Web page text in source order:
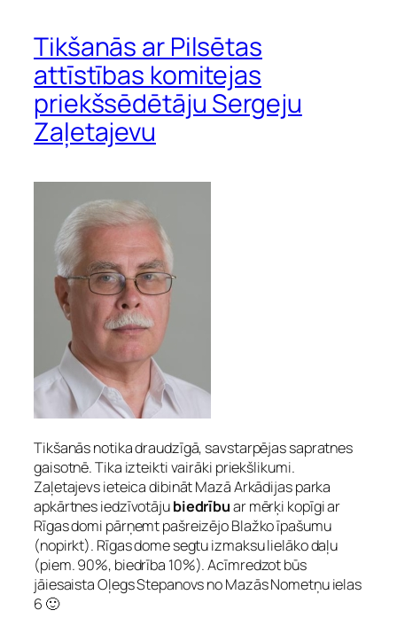
Tikšanās ar Pilsētas
attīstības komitejas
priekšsēdētāju Sergeju
Zaļetajevu
Tikšanās notika draudzīgā, savstarpējas sapratnes
gaisotnē. Tika izteikti vairāki priekšlikumi.
Zaļetajevs ieteica dibināt Mazā Arkādijas parka
apkārtnes iedzīvotājubiedrībuar mērķi kopīgi ar
Rīgas domi pārņemt pašreizējo Blažko īpašumu
(nopirkt). Rīgas dome segtu izmaksu lielāko daļu
(piem. 90%, biedrība 10%). Acīmredzot būs
jāiesaista Oļegs Stepanovs no Mazās Nometņu ielas
6 🙂